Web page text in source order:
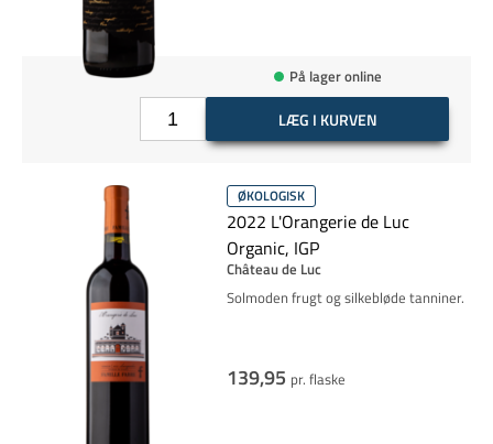
På lager online
LÆG I KURVEN
ØKOLOGISK
2022 L'Orangerie de Luc
Organic, IGP
Château de Luc
Solmoden frugt og silkebløde tanniner.
139,95 pr. flaske